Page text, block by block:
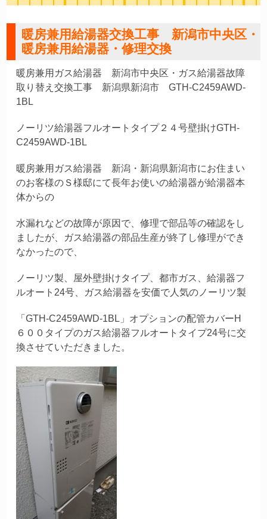
暖房兼用給湯器交換工事 新潟市中央区・
暖房兼用給湯器・修理交換
暖房兼用ガス給湯器 新潟市中央区・ガス給湯器故障
取り替え交換工事 新潟県新潟市 GTH-C2459AWD-
1BL
ノーリツ給湯器フルオートタイプ２４号壁掛けGTH-
C2459AWD-1BL
暖房兼用ガス給湯器 新潟・新潟県新潟市にお住まい
のお客様のＳ様邸にて長年お使いの給湯器が給湯器本
体からの
水漏れなどの故障が原因で、修理で部品等の確認をし
ましたが、
ガス給湯器の部品生産が終了し修理ができ
なかったので、
ノーリツ製、屋外壁掛けタイプ、都市ガス、給湯器フ
ルオート24号、ガス給湯器を安価で人気のノーリツ製
「GTH-C2459AWD-1BL」オプションの配管カバーH
６００タイプのガス給湯器フルオートタイプ24号に交
換させていただきました。